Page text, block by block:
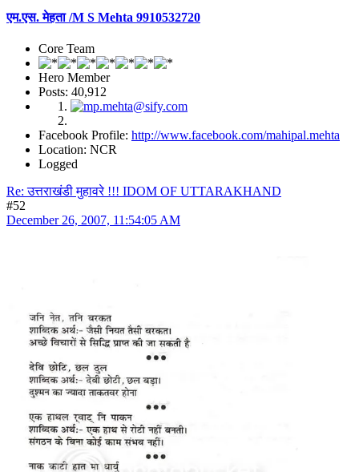
एम.एस. मेहता /M S Mehta 9910532720
Core Team
Hero Member
Posts: 40,912
Facebook Profile: http://www.facebook.com/mahipal.mehta
Location: NCR
Logged
Re: उत्तराखंडी मुहावरे !!! IDOM OF UTTARAKHAND
#52
December 26, 2007, 11:54:05 AM